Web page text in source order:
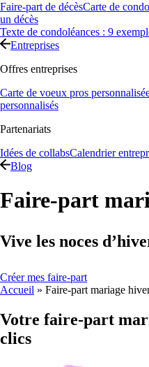
Faire-part de décèsCarte de
un décès
Texte de condoléances : 9
Entreprises
Offres entreprises
Carte de voeux pros
personnalisés
Partenariats
Idées de collabsCalendrier
Blog
Faire-part
Vive les noces
Créer mes faire-part
Accueil » Faire-part mariage
Votre faire-part
clics